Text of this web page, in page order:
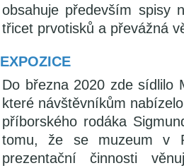
obsahuje především spisy
třicet prvotisků a převážná
EXPOZICE
Do března 2020 zde sídlilo
které návštěvníkům
příborského rodáka
tomu, že se muzeum v
prezentační činnosti